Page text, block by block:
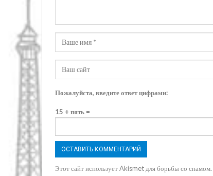
Пожалуйста, введите ответ цифрами:
15 + пять =
Этот сайт использует Akismet для борьбы со спамом.